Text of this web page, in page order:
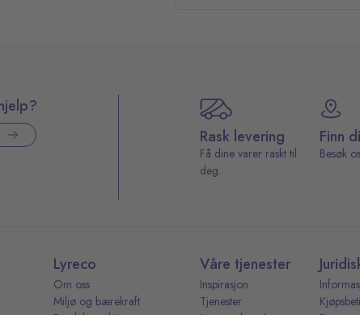
Rask levering
Få dine varer raskt til
deg.
Finn
Besøk
Lyreco
Om oss
Miljø og bærekraft
Våre tjenester
Inspirasjon
Tjenester